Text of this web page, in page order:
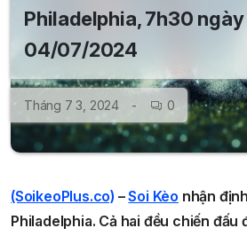
Philadelphia, 7h30 ngày
04/07/2024
Tháng 7 3, 2024 0
(SoikeoPlus.co) –Soi Kèo nhận
Philadelphia. Cả hai đều chiến